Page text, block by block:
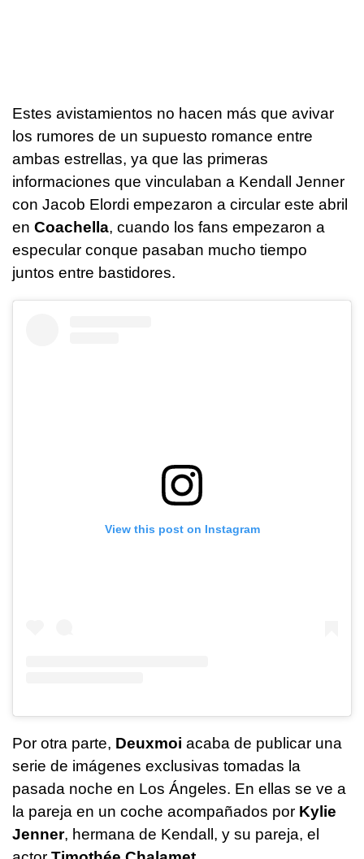
Estes avistamientos no hacen más que avivar
los rumores de un supuesto romance entre
ambas estrellas, ya que las primeras
informaciones que vinculaban a Kendall Jenner
con Jacob Elordi empezaron a circular este abril
en Coachella, cuando los fans empezaron a
especular conque pasaban mucho tiempo
juntos entre bastidores.
View this post on Instagram
Por otra parte, Deuxmoi acaba de publicar una
serie de imágenes exclusivas tomadas la
pasada noche en Los Ángeles. En ellas se ve a
la pareja en un coche acompañados por Kylie
Jenner, hermana de Kendall, y su pareja, el